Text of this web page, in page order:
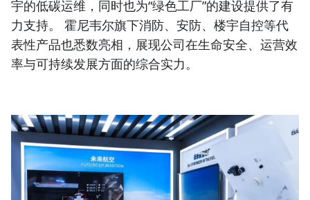
宇的低碳运维，同时也为“绿色工厂”的建设提供了有
力支持。 霍尼韦尔旗下消防、安防、楼宇自控等代
表性产品也悉数亮相，展现公司在生命安全、运营效
率与可持续发展方面的综合实力。